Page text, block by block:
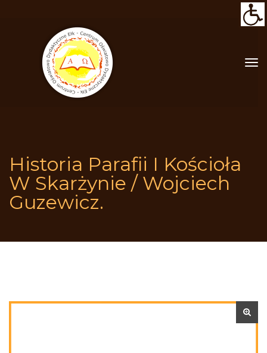
Historia Parafii I Kościoła
W Skarżynie / Wojciech
Guzewicz.